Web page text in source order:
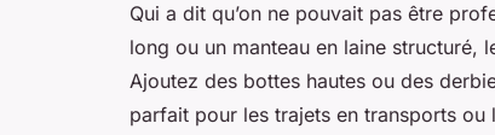
Qui a dit qu’on ne pouvait pas être
long ou un manteau en laine structuré,
Ajoutez des bottes hautes ou des
parfait pour les trajets en transports ou